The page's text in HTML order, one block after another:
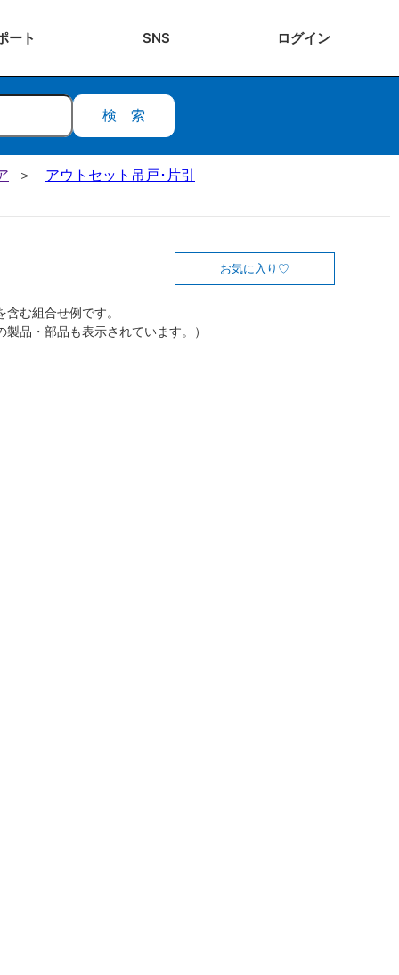
ート SNS ログイン
検索
アウトセット吊戸･片引
お気に入り
む組合せ例です。
製品・部品も表示されています。）